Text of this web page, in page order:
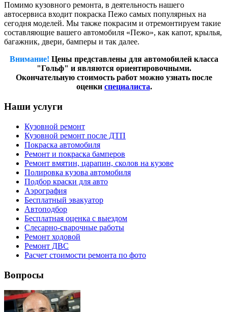
Помимо кузовного ремонта, в деятельность нашего
автосервиса входит покраска Пежо самых популярных на
сегодня моделей. Мы также покрасим и отремонтируем такие
составляющие вашего автомобиля «Пежо», как капот, крылья,
багажник, двери, бамперы и так далее.
Внимание! Цены представлены для автомобилей класса
"Гольф" и являются ориентировочными.
Окончательную стоимость работ можно узнать после
оценки специалиста.
Наши услуги
Кузовной ремонт
Кузовной ремонт после ДТП
Покраска автомобиля
Ремонт и покраска бамперов
Ремонт вмятин, царапин, сколов на кузове
Полировка кузова автомобиля
Подбор краски для авто
Аэрография
Бесплатный эвакуатор
Автоподбор
Бесплатная оценка с выездом
Слесарно-сварочные работы
Ремонт ходовой
Ремонт ДВС
Расчет стоимости ремонта по фото
Вопросы